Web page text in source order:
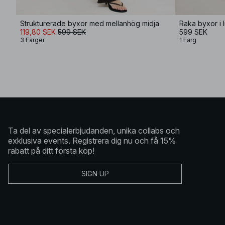
Strukturerade byxor med mellanhög midja
119,80 SEK 599 SEK
3 Färger
599 SEK
1 Färg
Ta del av specialerbjudanden, unika collabs och
exklusiva events. Registrera dig nu och få 15%
rabatt på ditt första köp!
SIGN UP